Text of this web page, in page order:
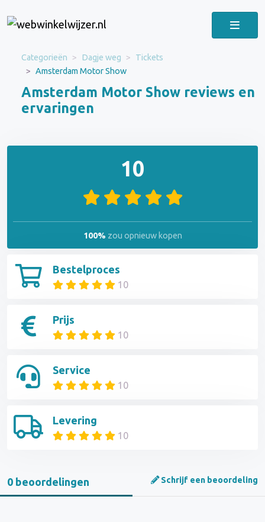
Categorieën Dagje weg
Tickets
Amsterdam Motor Show
Amsterdam Motor Show reviews en
ervaringen
Bestelproces
10
Prijs
10
Service
10
Levering
10
10
100% zou opnieuw kopen
0 beoordelingen Schrijf een beoordeling